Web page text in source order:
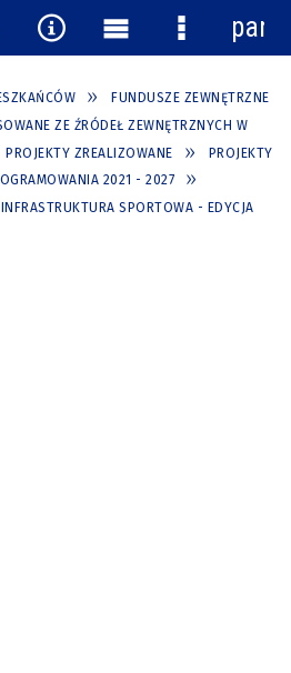
FUNDUSZE ZEWNĘTRZNE
ZE ŹRÓDEŁ ZEWNĘTRZNYCH W
PROJEKTY ZREALIZOWANE
PROJEKTY
2021 - 2027
SPORTOWA - EDYCJA
Narzędzia
Menu
główne
Menu
panel